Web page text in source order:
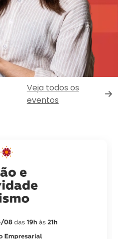
Veja todos os
eventos